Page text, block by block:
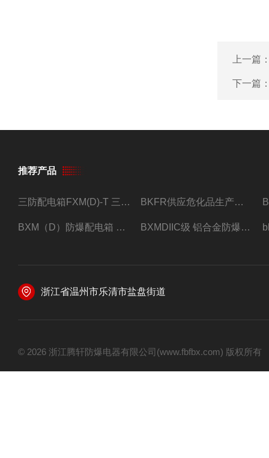
上一篇
下一篇
推荐产品
三防配电箱FXM(D)-T 三防型黑色工程塑料 BKFR供应危化品生产车间1.5匹2匹3匹5匹防爆空调
BXM（D）防爆配电箱 防爆照明动力箱厂家 定做 BXMDIIC级 铝合金防爆照明动力配电箱 加工定做
浙江省温州市乐清市盐盘街道
© 2026 浙江腾轩防爆电器有限公司(www.fbfbx.com) 版权所